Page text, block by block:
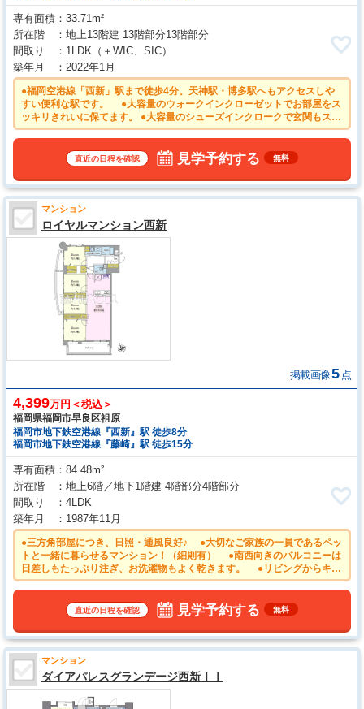
専有面積
33.71m²
所在階
地上13階建 13階部分13階部分
間取り
1LDK （＋WIC、SIC）
築年月
2022年1月
●福岡空港線「西新」駅まで徒歩4分。天神駅・博多駅へもアクセスしや
すい便利な駅です。 ●大容量のウォークインクローゼットでお部屋をス
ッキリきれいに保てます。 ●大容量のシューズインクロークで玄関もスッ
キリ ●大切なご家族の一員であるペットと一緒に暮らせるマンション！
直近の日程を確認 見学予約する 無料
マンション
ロイヤルマンション西新
掲載画像5 点
4,399万円＜税込＞
福岡県福岡市早良区祖原
福岡市地下鉄空港線『西新』駅 徒歩8分
福岡市地下鉄空港線『藤崎』駅 徒歩15分
専有面積
84.48m²
所在階
地上6階／地下1階建 4階部分4階部分
間取り
4LDK
築年月
1987年11月
●三方角部屋につき、日照・通風良好♪ ●大切なご家族の一員であるペッ
トと一緒に暮らせるマンション！（細則有） ●南西向きのバルコニーは
日差しもたっぷり注ぎ、お洗濯物もよく乾きます。 ●リビングからキッ
チンが見えるので、小さなお子様もママの様子が見えて安心ですね。 ●
能です。まずはお気軽にお問合せくださいませ。
直近の日程を確認 見学予約する 無料
マンション
ダイアパレスグランデージ西新ＩＩ